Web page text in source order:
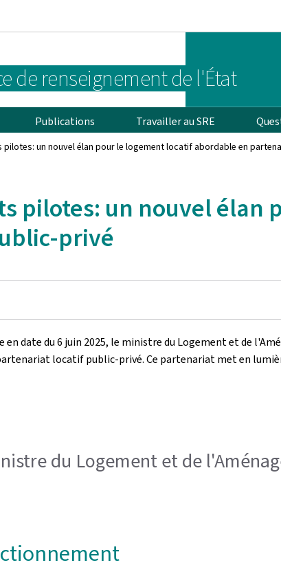
de renseignement de l'État
Publications Travailler au SRE
pilotes: un nouvel élan pour le logement locatif abordable en
pilotes: un nouvel
privé
en date du 6 juin 2025, le ministre du Logement et de
locatif public-privé. Ce partenariat met en
du Logement et de